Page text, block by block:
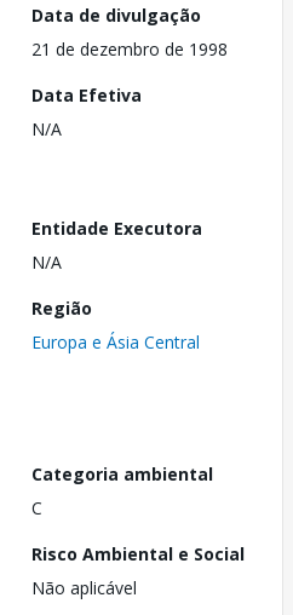
Data de divulgação
21 de dezembro de 1998
Data Efetiva
N/A
Entidade Executora
N/A
Região
Europa e Ásia Central
Categoria ambiental
C
Risco Ambiental e Social
Não aplicável